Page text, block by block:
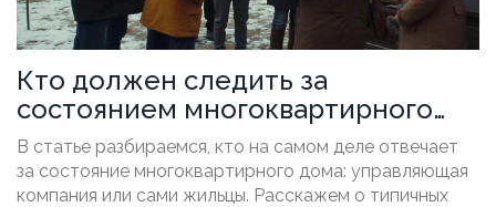
Кто должен следить за
состоянием многоквартирного
дома: обязанности и реальные
нюансы
В статье разбираемся, кто на самом деле отвечает
за состояние многоквартирного дома: управляющая
компания или сами жильцы. Расскажем о типичных